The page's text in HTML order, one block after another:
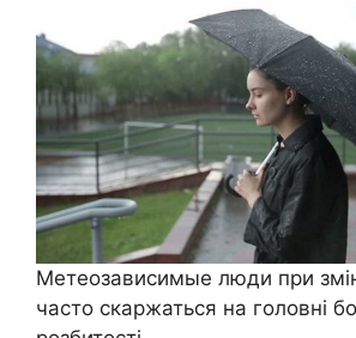
Метеозависимые люди при
часто скаржаться на головні